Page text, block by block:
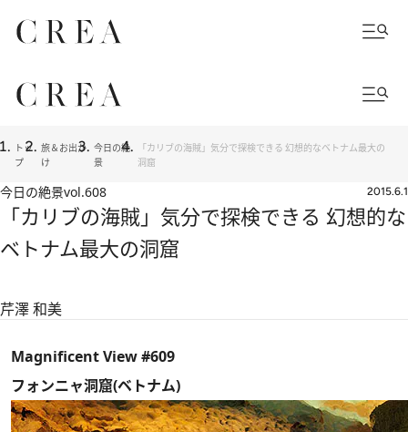
トッ
プ
旅＆お出か
け
今日の絶
景
「カリブの海賊」気分で探検できる 幻想的なベトナム最大の
洞窟
今日の絶景vol.608 2015.6.1
「カリブの海賊」気分で探検できる 幻想的な
ベトナム最大の洞窟
芹澤 和美
Magnificent View #609
フォンニャ洞窟(ベトナム)